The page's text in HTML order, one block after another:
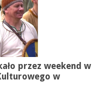
przez weekend w
w